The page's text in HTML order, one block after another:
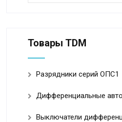
Товары TDM
Разрядники серий ОПС1
Дифференциальные
Выключатели